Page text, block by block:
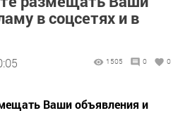
в соцсетях и в
1505 0 0
Ваши объявления и